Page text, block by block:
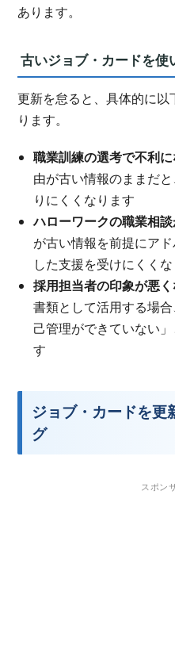
あります。
古いジョブ・カードを
更新を怠ると、具体的に
ります。
職業訓練の選考で不利
由が古い情報のままだ
りにくくなります
ハローワークの職業相
が古い情報を前提にア
した支援を受けにくく
採用担当者の印象が悪
書類として活用する場
己管理ができていない
す
ジョブ・カードを更
グ